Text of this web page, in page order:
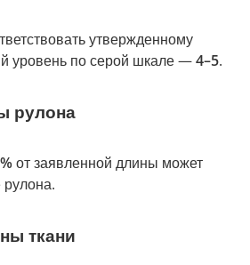
утвержденному
уровень по серой шкале —4–5.
рулона
от заявленной длины может
рулона.
ткани